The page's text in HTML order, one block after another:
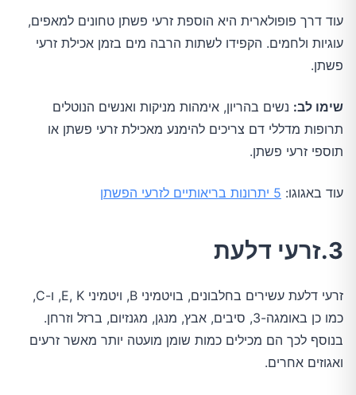
עוד דרך פופולארית היא הוספת זרעי פשתן טחונים למאפים,
עוגיות ולחמים. הקפידו לשתות הרבה מים בזמן אכילת זרעי
פשתן.
שימו לב: נשים בהריון, אימהות מניקות ואנשים הנוטלים
תרופות מדללי דם צריכים להימנע מאכילת זרעי פשתן או
תוספי זרעי פשתן.
עוד באגוגו: 5 יתרונות בריאותיים לזרעי הפשתן
3.זרעי דלעת
זרעי דלעת עשירים בחלבונים, בויטמיני B, ויטמיני E, K, ו-C,
כמו כן באומגה-3, סיבים, אבץ, מנגן, מגנזיום, ברזל וזרחן.
בנוסף לכך הם מכילים כמות שומן מועטה יותר מאשר זרעים
ואגוזים אחרים.